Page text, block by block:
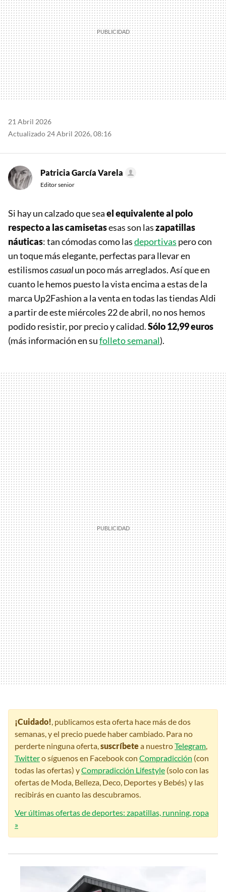
21 Abril 2026
Actualizado 24 Abril 2026, 08:16
Patricia García Varela
Editor senior
Si hay un calzado que seael equivalente al polo
respecto a las camisetasesas son laszapatillas
náuticas: tan cómodas como lasdeportivas pero con
un toque más elegante, perfectas para llevar en
estilismoscasualun poco más arreglados. Así que en
cuanto le hemos puesto la vista encima a estas de la
marca Up2Fashion a la venta en todas las tiendas Aldi
a partir de este miércoles 22 de abril, no nos hemos
podido resistir, por precio y calidad.Sólo 12,99 euros
(más información en sufolleto semanal).
¡Cuidado!, publicamos esta oferta hace más de dos
semanas, y el precio puede haber cambiado. Para no
perderte ninguna oferta,suscríbetea nuestroTelegram,
Twittero síguenos en Facebook con Compradicción (con
todas las ofertas) yCompradicción Lifestyle (solo con las
ofertas de Moda, Belleza, Deco, Deportes y Bebés) y las
recibirás en cuanto las descubramos.
Ver últimas ofertas de deportes: zapatillas, running, ropa
»